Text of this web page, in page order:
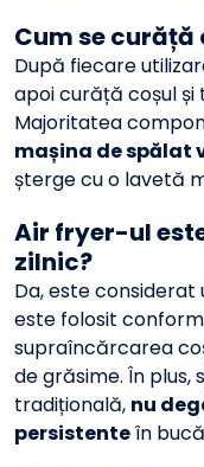
Cum se curăță
După fiecare
apoi curăță coșul
Majoritatea
mașina de spălat
șterge cu o lavetă
Air fryer-ul
zilnic?
Da, este
este folosit
supraîncărcarea
de grăsime. În
tradițională, nu
persistenteîn